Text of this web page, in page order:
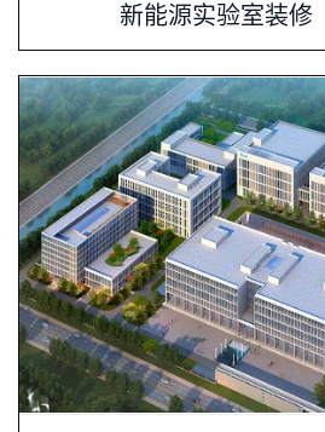
新能源实验室装修